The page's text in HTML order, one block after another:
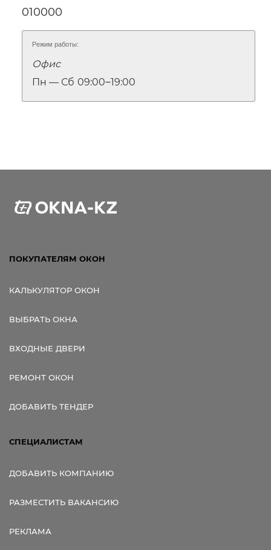
010000
Режим работы:
Офис
Пн — Сб 09:00‒19:00
ПОКУПАТЕЛЯМ ОКОН
КАЛЬКУЛЯТОР ОКОН
ВЫБРАТЬ ОКНА
ВХОДНЫЕ ДВЕРИ
РЕМОНТ ОКОН
ДОБАВИТЬ ТЕНДЕР
СПЕЦИАЛИСТАМ
ДОБАВИТЬ КОМПАНИЮ
РАЗМЕСТИТЬ ВАКАНСИЮ
РЕКЛАМА